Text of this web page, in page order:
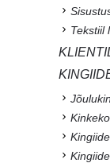
Tekstiil